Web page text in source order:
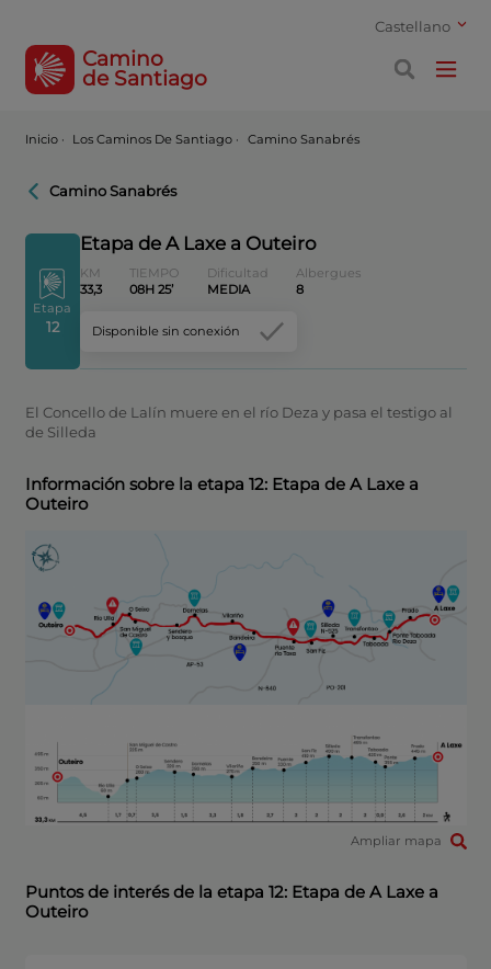
Castellano
Camino
de Santiago
Inicio · Los Caminos De Santiago · Camino Sanabrés
Camino Sanabrés
Etapa
12
Etapa de A Laxe a Outeiro
KM
33,3
TIEMPO
08H 25’
Dificultad
MEDIA
Albergues
8
Disponible sin conexión
El Concello de Lalín muere en el río Deza y pasa el testigo al
de Silleda
Información sobre la etapa 12: Etapa de A Laxe a
Outeiro
Ampliar mapa
Puntos de interés de la etapa 12: Etapa de A Laxe a
Outeiro